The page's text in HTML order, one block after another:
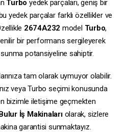
Turbo yedek parçaları, geniş bir
yedek parçalar farklı özellikler ve
2674A232 model Turbo,
bir performans sergileyerek
sunma potansiyeline sahiptir.
tam olarak uymuyor olabilir.
veya Turbo seçimi konusunda
bizimle iletişime geçmekten
İş Makinalarıolarak, sizlere
garantisi sunmaktayız.